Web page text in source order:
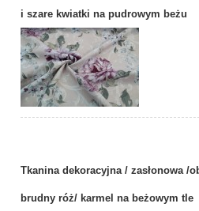
i szare kwiatki na pudrowym beżu
Tkanina dekoracyjna / zasłonowa /
brudny róż/ karmel na beżowym tle